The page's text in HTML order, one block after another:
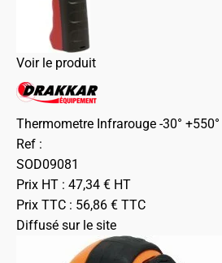
Voir le produit
Thermometre Infrarouge -30° +550°
Ref :
SOD09081
Prix HT : 47,34 € HT
Prix TTC : 56,86 € TTC
Diffusé sur le site